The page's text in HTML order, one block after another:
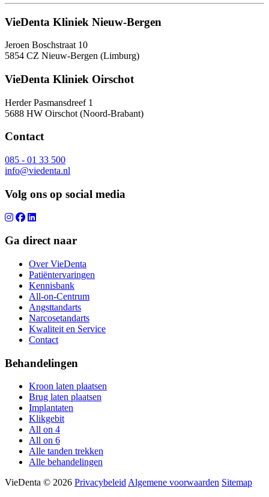
VieDenta Kliniek Nieuw-Bergen
Jeroen Boschstraat 10
5854 CZ Nieuw-Bergen (Limburg)
VieDenta Kliniek Oirschot
Herder Pasmansdreef 1
5688 HW Oirschot (Noord-Brabant)
Contact
085 - 01 33 500
info@viedenta.nl
Volg ons op social media
Ga direct naar
Over VieDenta
Patiëntervaringen
Kennisbank
All-on-Centrum
Angsttandarts
Narcosetandarts
Kwaliteit en Service
Contact
Behandelingen
Kroon laten plaatsen
Brug laten plaatsen
Implantaten
Klikgebit
All on 4
All on 6
Alle tanden trekken
Alle behandelingen
VieDenta © 2026 PrivacybeleidAlgemene voorwaarden Sitemap